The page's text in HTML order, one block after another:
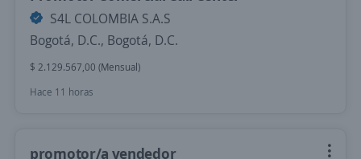
S4L COLOMBIA S.A.S
Bogotá, D.C., Bogotá, D.C.
$ 2.129.567,00 (Mensual)
Hace 11 horas
promotor/a vendedor